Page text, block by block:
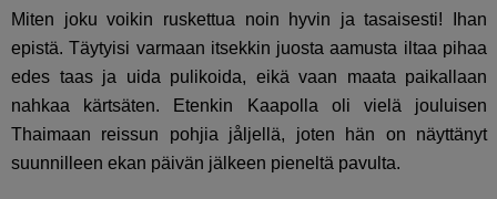
Miten joku voikin ruskettua noin hyvin ja tasaisesti! Ihan
epistä. Täytyisi varmaan itsekkin juosta aamusta iltaa pihaa
edes taas ja uida pulikoida, eikä vaan maata paikallaan
nahkaa kärtsäten. Etenkin Kaapolla oli vielä jouluisen
Thaimaan reissun pohjia jåljellä, joten hän on näyttänyt
suunnilleen ekan päivän jälkeen pieneltä pavulta.